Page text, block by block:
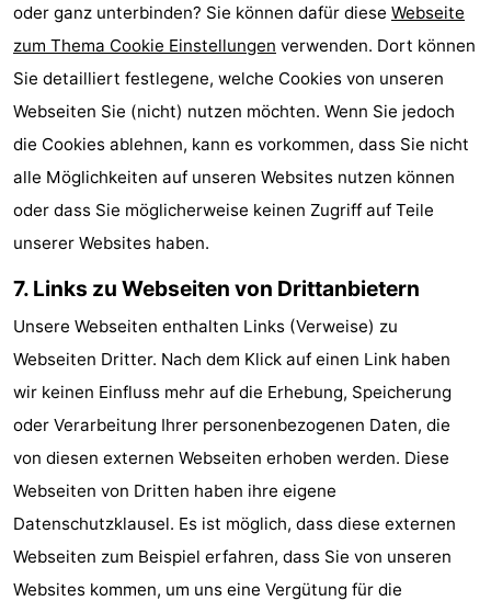
oder ganz unterbinden? Sie können dafür diese Webseite
zum Thema Cookie Einstellungen verwenden. Dort können
Sie detailliert festlegene, welche Cookies von unseren
Webseiten Sie (nicht) nutzen möchten. Wenn Sie jedoch
die Cookies ablehnen, kann es vorkommen, dass Sie nicht
alle Möglichkeiten auf unseren Websites nutzen können
oder dass Sie möglicherweise keinen Zugriff auf Teile
unserer Websites haben.
7. Links zu Webseiten von Drittanbietern
Unsere Webseiten enthalten Links (Verweise) zu
Webseiten Dritter. Nach dem Klick auf einen Link haben
wir keinen Einfluss mehr auf die Erhebung, Speicherung
oder Verarbeitung Ihrer personenbezogenen Daten, die
von diesen externen Webseiten erhoben werden. Diese
Webseiten von Dritten haben ihre eigene
Datenschutzklausel. Es ist möglich, dass diese externen
Webseiten zum Beispiel erfahren, dass Sie von unseren
Websites kommen, um uns eine Vergütung für die